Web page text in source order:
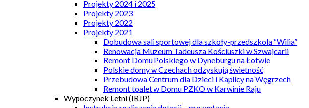
Projekty 2024 i 2025
Projekty 2023
Projekty 2022
Projekty 2021
Dobudowa sali sportowej dla szkoły-przedszkola “Wilia”
Renowacja Muzeum Tadeusza Kościuszki w Szwajcarii
Remont Domu Polskiego w Dyneburgu na Łotwie
Polskie domy w Czechach odzyskują świetność
Przebudowa Centrum dla Dzieci i Kaplicy na Węgrzech
Remont toalet w Domu PZKO w Karwinie Raju
Wypoczynek Letni (IRJP)